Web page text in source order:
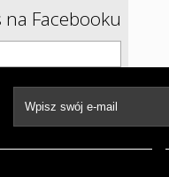
na Facebooku